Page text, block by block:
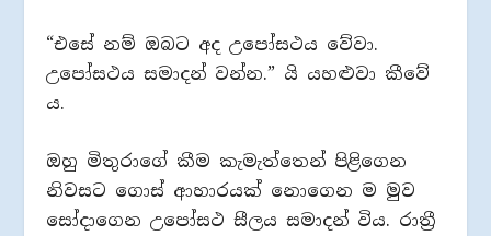
“එසේ නම් ඔබට අද උපෝසථය වේවා.
උපෝසථය සමාදන් වන්න.” යි යහළුවා කීවේ
ය.
ඔහු මිතුරාගේ කීම කැමැත්තෙන් පිළිගෙන
නිවසට ගොස් ආහාරයක් නොගෙන ම මුව
සෝදාගෙන උපෝසථ සීලය සමාදන් විය. රාත්‍රී